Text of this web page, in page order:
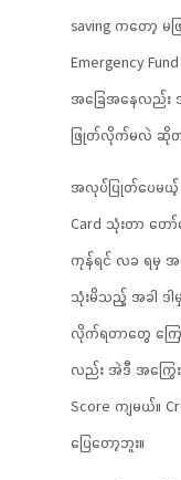
saving ကတော့ မ
Emergency
အခြေအနေလည်း
ဖြုတ်လိုက်မလဲ ဆိုတ
အလုပ်ပြုတ်ပေမယ့်
Card သုံးတာ တေ
ကုန်ရင် လခ ရမှ အ
သုံးမိသည့် အခါ ဒ
လိုက်ရတာတွေ ကြ
လည်း အဲဒီ အကြွေ
Score ကျမယ်။
ပြေတော့ဘူး။